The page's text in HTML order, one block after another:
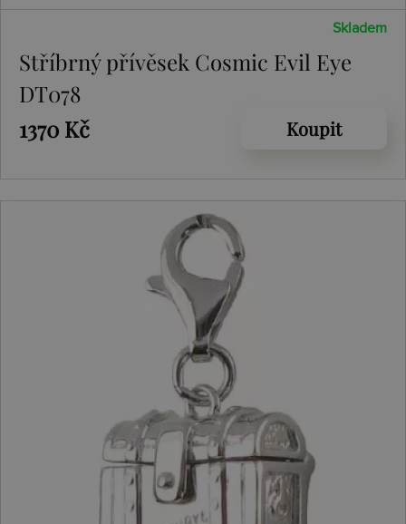
Skladem
Stříbrný přívěsek Cosmic Evil Eye
DT078
1370 Kč
Koupit